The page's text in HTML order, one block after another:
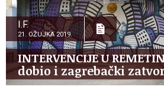
I.F.
21. OŽUJKA 2019.
INTERVENCIJE U
dobio i zagrebački